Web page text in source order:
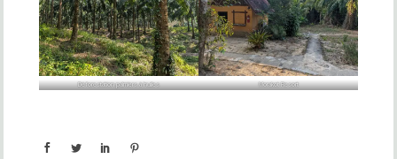
Déforestation palmiers à huiles Morakot Resort